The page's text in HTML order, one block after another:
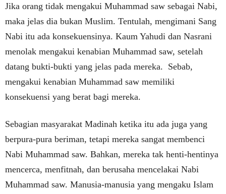
Jika orang tidak mengakui Muhammad saw sebagai Nabi,
maka jelas dia bukan Muslim. Tentulah, mengimani Sang
Nabi itu ada konsekuensinya. Kaum Yahudi dan Nasrani
menolak mengakui kenabian Muhammad saw, setelah
datang bukti-bukti yang jelas pada mereka. Sebab,
mengakui kenabian Muhammad saw memiliki
konsekuensi yang berat bagi mereka.
Sebagian masyarakat Madinah ketika itu ada juga yang
berpura-pura beriman, tetapi mereka sangat membenci
Nabi Muhammad saw. Bahkan, mereka tak henti-hentinya
mencerca, menfitnah, dan berusaha mencelakai Nabi
Muhammad saw. Manusia-manusia yang mengaku Islam